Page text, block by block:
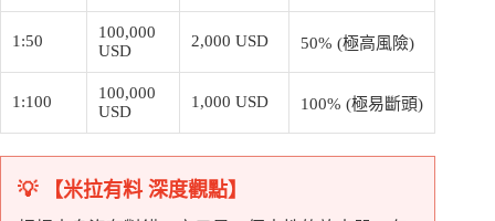
1:50
100,000
USD
2,000 USD 50% (極高風險)
1:100
100,000
USD
1,000 USD 100% (極易斷頭)
💡 【米拉有料 深度觀點】